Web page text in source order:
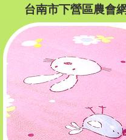
台南市下營區農會